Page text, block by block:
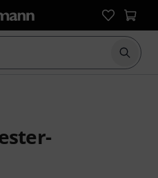
Suche